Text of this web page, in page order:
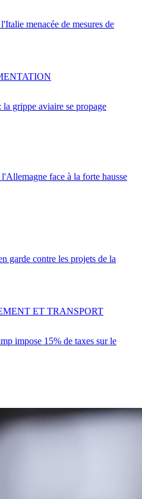
menacée de mesures de
grippe aviaire se propage
face à la forte hausse
garde contre les projets de la
impose 15% de taxes sur le
ET TRANSPORT